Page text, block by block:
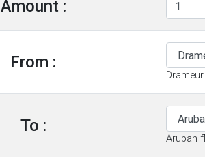
Amount :
From :
To :
Aruban